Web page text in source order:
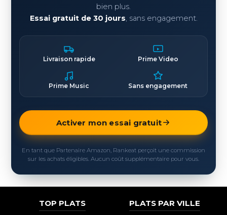
bien plus.
Essai gratuit de 30 jours, sans engagement.
Livraison rapide Prime Video
Prime Music Sans engagement
Activer mon essai gratuit
En tant que Partenaire Amazon, Rankeat perçoit une commission
sur les achats éligibles. Aucun coût supplémentaire pour vous.
TOP PLATS PLATS PAR VILLE